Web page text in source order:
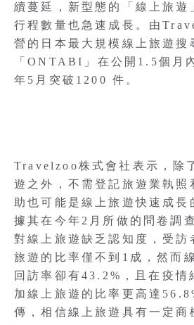
續蔓延，新型態的「線上旅遊
行程數量也急速成長。由
營的日本最大規模線上旅遊搜
「ONTABI」在公開1.5個月
年5月突破1200 件。
Travelzoo株式會社表示，除
遊之外，不需登記旅遊業執照
助也可能是線上旅遊快速成長
據其在今年2月所做的問卷調
對線上旅遊缺乏認知度，受訪
旅遊的比率僅不到1成，然而
回訪率卻有43.2%，且在疫情
加線上旅遊的比率更高達
傳，相信線上旅遊具有一定商